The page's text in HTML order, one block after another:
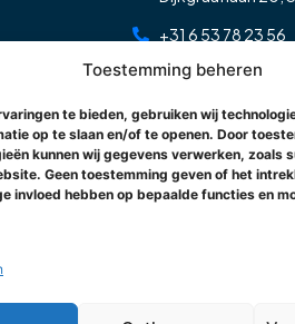
Toestemming beheren
te bieden, gebruiken wij
op te slaan en/of te openen. Door
kunnen wij gegevens verwerken, zoals
Geen toestemming geven of het
invloed hebben op bepaalde functies en
+31 6 53 78 23 56